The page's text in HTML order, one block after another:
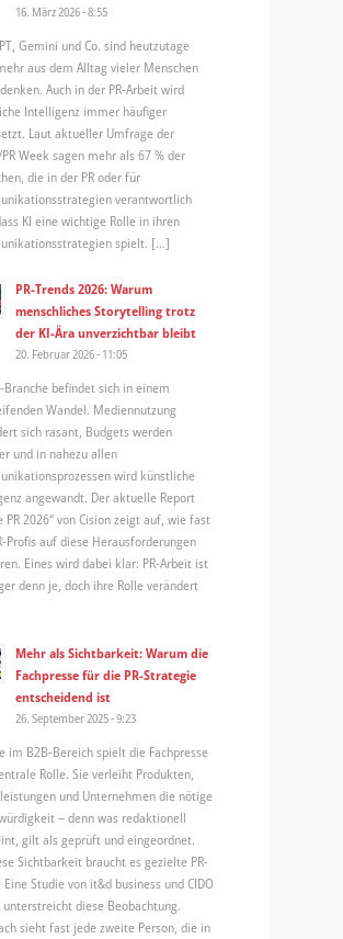
16. März 2026 - 8:55
Gemini und Co. sind heutzutage
aus dem Alltag vieler Menschen
Auch in der PR-Arbeit wird
Intelligenz immer häufiger
Laut aktueller Umfrage der
Week sagen mehr als 67 % der
die in der PR oder für
verantwortlich
KI eine wichtige Rolle in ihren
spielt. […]
PR-Trends 2026: Warum
menschliches Storytelling trotz
der KI-Ära unverzichtbar bleibt
20. Februar 2026 - 11:05
Branche befindet sich in einem
Wandel. Mediennutzung
sich rasant, Budgets werden
und in nahezu allen
wird künstliche
angewandt. Der aktuelle Report
PR 2026“ von Cision zeigt auf, wie fast
Profis auf diese Herausforderungen
Eines wird dabei klar: PR-Arbeit ist
denn je, doch ihre Rolle verändert
Mehr als Sichtbarkeit: Warum die
Fachpresse für die PR-Strategie
entscheidend ist
26. September 2025 - 9:23
im B2B-Bereich spielt die Fachpresse
Rolle. Sie verleiht Produkten,
und Unternehmen die nötige
– denn was redaktionell
gilt als geprüft und eingeordnet.
Sichtbarkeit braucht es gezielte PR-
Eine Studie von it&d business und CIDO
unterstreicht diese Beobachtung.
sieht fast jede zweite Person, die in